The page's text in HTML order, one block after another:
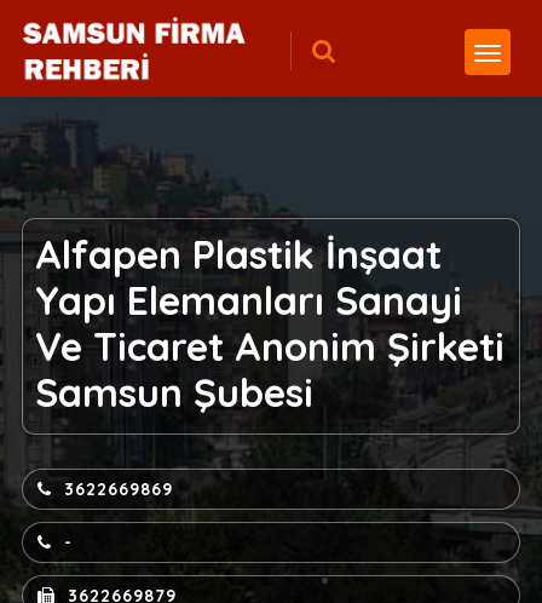
Alfapen Plastik İnşaat
Yapı Elemanları Sanayi
Ve Ticaret Anonim Şirketi
Samsun Şubesi
3622669869
-
3622669879